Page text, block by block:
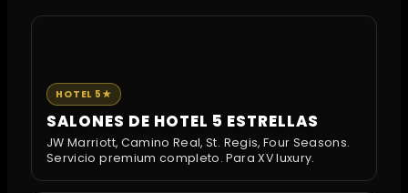
HOTEL 5★
SALONES DE HOTEL 5 ESTRELLAS
JW Marriott, Camino Real, St. Regis, Four Seasons.
Servicio premium completo. Para XV luxury.